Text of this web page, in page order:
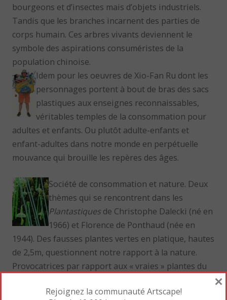
bourgeons et d’insectes mais d’objets industriels.
Tandis que les branches incarnent des parties de
corps humain. Ces arbres vivants deviennent le
symbole des aspirations consuméristes de la
population chinoise.
Idem pour les oeuvres de Xio-Fan Ru dont les
personnages portent à bout de bras des sacs
plastiques aux enseignes reconnaissables,
véritables temples de la consommation pour
adultes et enfants. Ou plutôt adulte-enfants et
enfant-adultes dans notre monde en perpétuelle
mouvance qui brouille les repères des âges.
Société de consommation et nature. Deux
thèmes qui se rencontrent dans les
Plantastiques de Christophe Dalecki (né en
1966) et Florence de Ponthaud (née en
1944). Des fausses plantes vertes en platique, hautes
de 2,5m, questionnent notre rapport à la nature.
Provocatrices par rapport aux « vraies » plantes du
de consommation courante (fourchettes, cuillères,
Rejoignez la communauté Artscape!
×